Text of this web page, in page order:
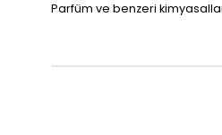
Parfüm ve benzeri